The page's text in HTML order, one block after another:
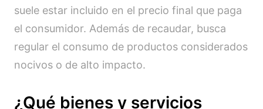
suele estar incluido en el precio final que paga
el consumidor. Además de recaudar, busca
regular el consumo de productos considerados
nocivos o de alto impacto.
¿Qué bienes y servicios